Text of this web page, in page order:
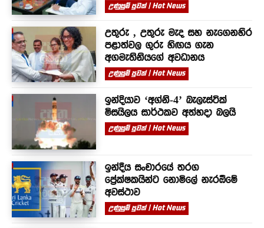
උණුසුම් පුවත් | Hot News
උතුරු , උතුරු මැද සහ නැගෙනහිර
පළාත්වල ගුරු හිඟය ගැන
අගමැතිනියගේ අවධානය
උණුසුම් පුවත් | Hot News
ඉන්දියාව ‘අග්නි-4’ බැලැස්ටික්
මිසයිලය සාර්ථකව අත්හදා බලයි
උණුසුම් පුවත් | Hot News
ඉන්දීය සංචාරයේ තරග
ප්‍රේක්ෂකයින්ට නොමිලේ නැරඹීමේ
අවස්ථාව
උණුසුම් පුවත් | Hot News